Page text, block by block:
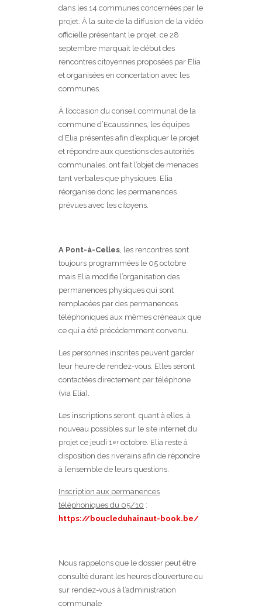
dans les 14 communes concernées par le
projet. À la suite de la diffusion de la vidéo
officielle présentant le projet, ce 28
septembre marquait le début des
rencontres citoyennes proposées par Elia
et organisées en concertation avec les
communes.
À l’occasion du conseil communal de la
commune d’Ecaussinnes, les équipes
d’Elia présentes afin d’expliquer le projet
et répondre aux questions des autorités
communales, ont fait l’objet de menaces
tant verbales que physiques. Elia
réorganise donc les permanences
prévues avec les citoyens.
A Pont-à-Celles, les rencontres sont
toujours programmées le 05 octobre
mais Elia modifie l’organisation des
permanences physiques qui sont
remplacées par des permanences
téléphoniques aux mêmes créneaux que
ce qui a été précédemment convenu.
Les personnes inscrites peuvent garder
leur heure de rendez-vous. Elles seront
contactées directement par téléphone
(via Elia).
Les inscriptions seront, quant à elles, à
nouveau possibles sur le site internet du
projet ce jeudi 1er octobre. Elia reste à
disposition des riverains afin de répondre
à l’ensemble de leurs questions.
Inscription aux permanences
téléphoniques du 05/10 :
https://boucleduhainaut-book.be/
Nous rappelons que le dossier peut être
consulté durant les heures d’ouverture ou
sur rendez-vous à l’administration
communale